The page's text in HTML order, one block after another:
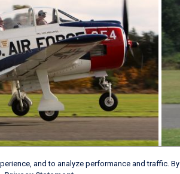
and to analyze performance and traffic. By